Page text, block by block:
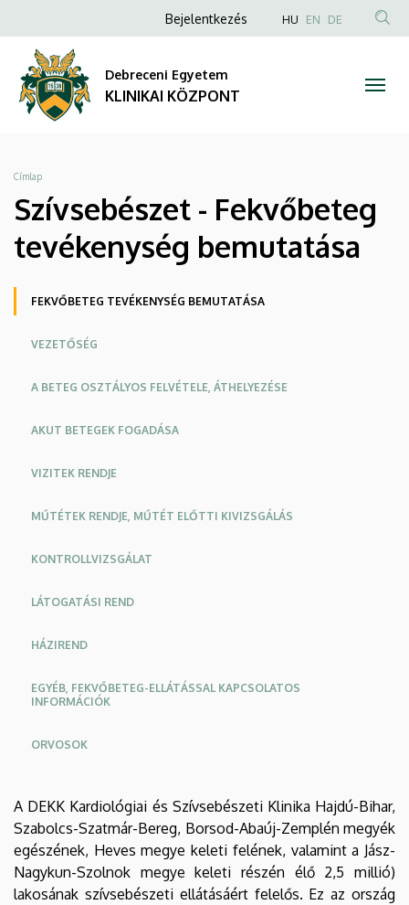
Szívsebészet
Fekvőbeteg
tevékenység
bemutatása
KLINIKAI
KÖZPONT
a
tartalomra
Anonim
fiók
menüje
Bejelentkezés HU EN DE
Debreceni Egyetem
KLINIKAI KÖZPONT
Morzsa
Címlap
Szívsebészet - Fekvőbeteg
tevékenység bemutatása
Oldalmenü
FEKVŐBETEG TEVÉKENYSÉG BEMUTATÁSA
VEZETŐSÉG
A BETEG OSZTÁLYOS FELVÉTELE, ÁTHELYEZÉSE
AKUT BETEGEK FOGADÁSA
VIZITEK RENDJE
MŰTÉTEK RENDJE, MŰTÉT ELŐTTI KIVIZSGÁLÁS
KONTROLLVIZSGÁLAT
LÁTOGATÁSI REND
HÁZIREND
EGYÉB, FEKVŐBETEG-ELLÁTÁSSAL KAPCSOLATOS
INFORMÁCIÓK
ORVOSOK
KK
Angol
KK
Német
A DEKK Kardiológiai és Szívsebészeti Klinika Hajdú-Bihar,
Szabolcs-Szatmár-Bereg, Borsod-Abaúj-Zemplén megyék
egészének, Heves megye keleti felének, valamint a Jász-
Nagykun-Szolnok megye keleti részén élő 2,5 millió)
lakosának szívsebészeti ellátásáért felelős. Ez az ország